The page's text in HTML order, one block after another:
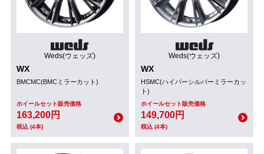
Weds(ウェッズ)
WX
BMCMC(BMCミラーカット)
ホイールセット販売価格
163,200円
税込 (4本)
Weds(ウェッズ)
WX
HSMC(ハイパーシルバーミラーカッ
ト)
ホイールセット販売価格
149,700円
税込 (4本)